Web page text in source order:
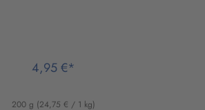
4,95 €*
200 g (24,75 € / 1 kg)